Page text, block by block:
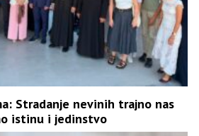
Stradanje nevinih trajno nas
istinu i jedinstvo